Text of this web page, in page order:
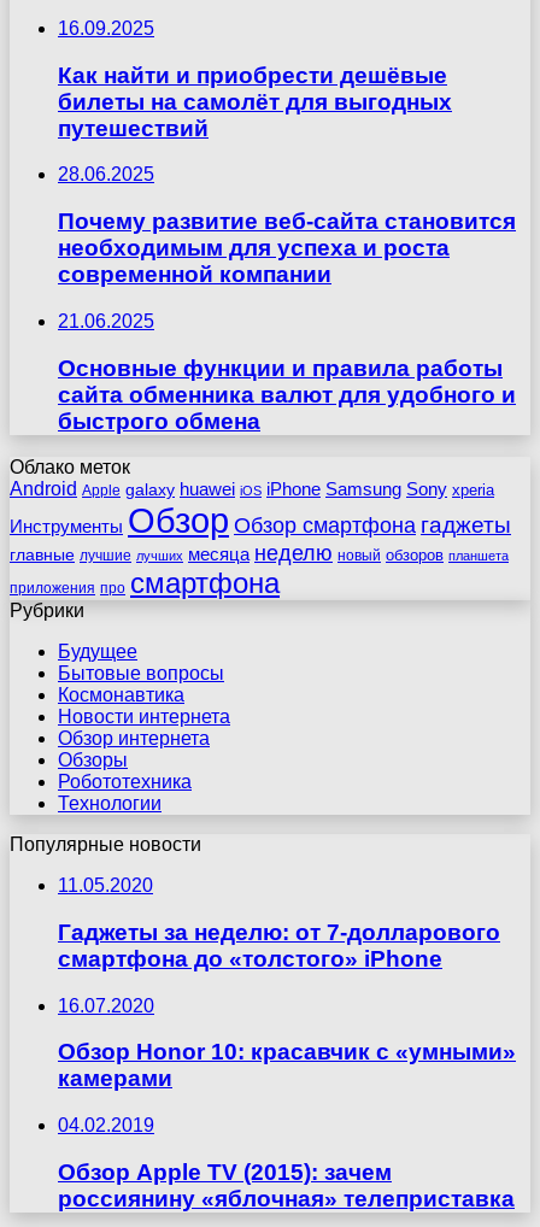
16.09.2025
Как найти и приобрести дешёвые
билеты на самолёт для выгодных
путешествий
28.06.2025
Почему развитие веб-сайта становится
необходимым для успеха и роста
современной компании
21.06.2025
Основные функции и правила работы
сайта обменника валют для удобного и
быстрого обмена
Облако меток
Android Apple galaxy huawei iOS iPhone Samsung Sony xperia
Инструменты Обзор Обзор смартфона гаджеты
главные лучшие лучших месяца неделю новый обзоров планшета
приложения про смартфона
Рубрики
Будущее
Бытовые вопросы
Космонавтика
Новости интернета
Обзор интернета
Обзоры
Робототехника
Технологии
Популярные новости
11.05.2020
Гаджеты за неделю: от 7-долларового
смартфона до «толстого» iPhone
16.07.2020
Обзор Honor 10: красавчик с «умными»
камерами
04.02.2019
Обзор Apple TV (2015): зачем
россиянину «яблочная» телеприставка